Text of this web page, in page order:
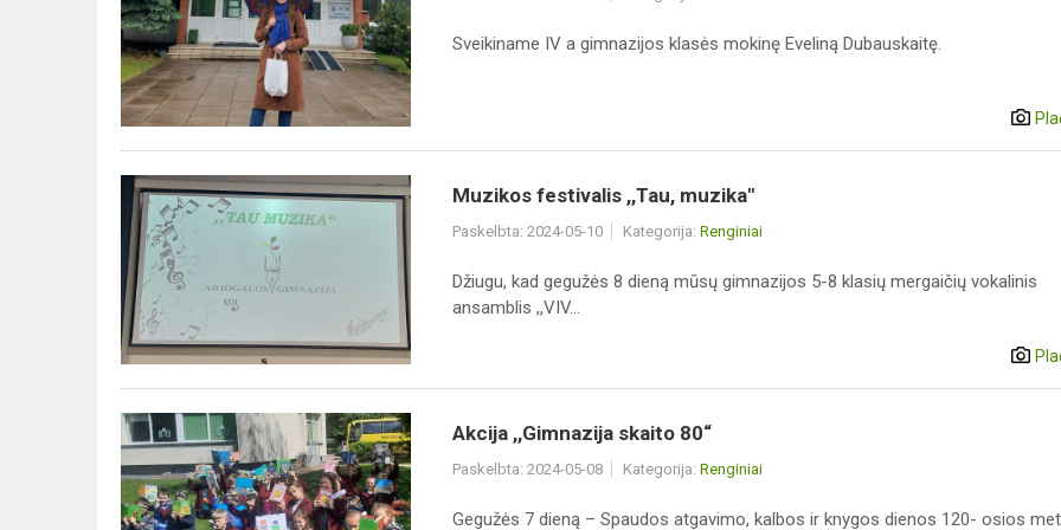
dainuojamos
poezijos
konkursas
Sveikiname IV a gimnazijos klasės mokinę Eveliną Dubauskaitę.
Muzikos
festivalis
,,Tau,
muzika"
Muzikos festivalis ,,Tau, muzika"
Paskelbta: 2024-05-10 Kategorija: Renginiai
Džiugu, kad gegužės 8 dieną mūsų gimnazijos 5-8 klasių mergaičių vokalinis
ansamblis ,,VIV...
Akcija
,,Gimnazija
skaito
80“
Akcija ,,Gimnazija skaito 80“
Paskelbta: 2024-05-08 Kategorija: Renginiai
Gegužės 7 dieną – Spaudos atgavimo, kalbos ir knygos dienos 120- osios